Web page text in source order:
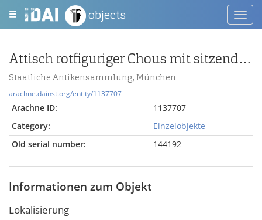
objects
Attisch rotfiguriger Chous mit sitzendem Jüngling mit Vogel und Knaben mit Chous
Staatliche Antikensammlung, München
arachne.dainst.org/entity/1137707
Arachne ID:
1137707
Category:
Einzelobjekte
Old serial number:
144192
Informationen zum Objekt
Lokalisierung